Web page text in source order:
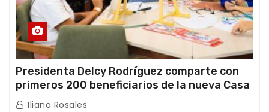
Presidenta Delcy Rodríguez comparte con
primeros 200 beneficiarios de la nueva Casa
de los Abuelos “La Primavera” en Caracas
Iliana Rosales